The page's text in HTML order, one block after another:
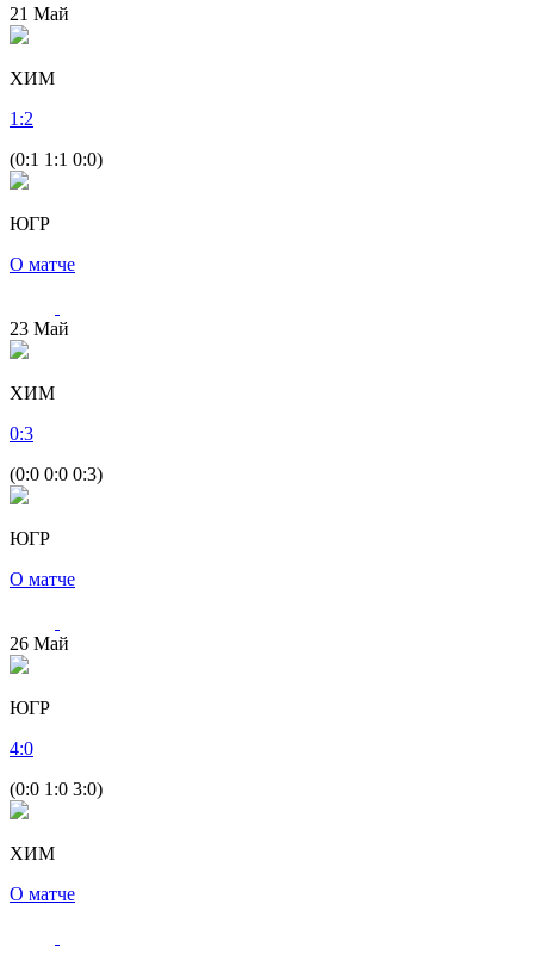
21 Май
ХИМ
1 :2
(0:1 1:1 0:0)
ЮГР
О матче
23 Май
ХИМ
0:3
(0:0 0:0 0:3)
ЮГР
О матче
26 Май
ЮГР
4:0
(0:0 1:0 3:0)
ХИМ
О матче